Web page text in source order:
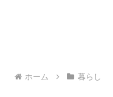
ホーム 暮らし